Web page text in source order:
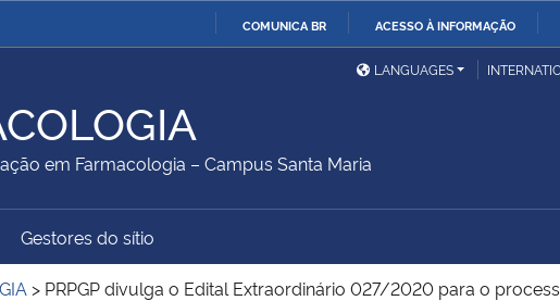
COMUNICA BR ACESSO À INFORMAÇÃO
e
Ministério da Defesa
Ministério das Relações
Exteriores
Ministério da Cidadania
Ministério do
Desenvolvimento Regional
União
LANGUAGES
em Farmacologia – Campus Santa Maria
Gestores do sítio
> PRPGP divulga o Edital Extraordinário 027/2020 para o